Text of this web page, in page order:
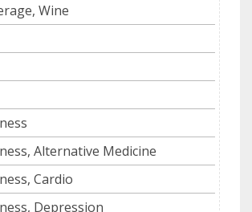
Wine
Alternative Medicine
Cardio
Depression